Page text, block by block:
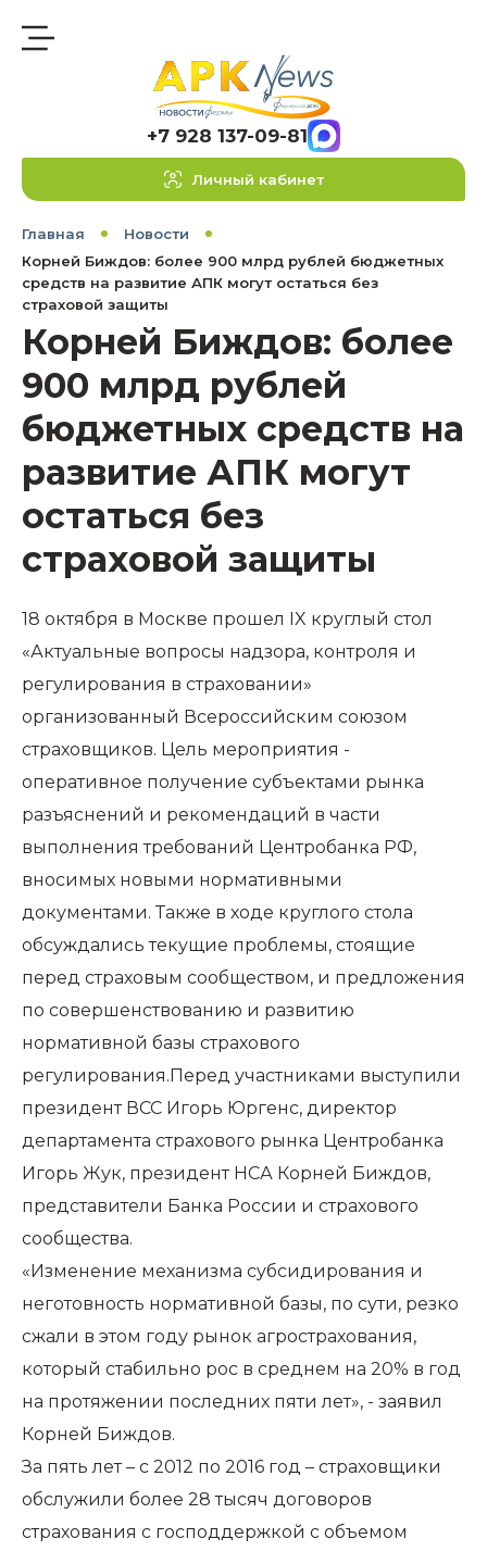
+7 928 137-09-81
Личный кабинет
Главная
Новости
Корней Биждов: более 900 млрд рублей бюджетных
средств на развитие АПК могут остаться без
страховой защиты
Корней Биждов: более
900 млрд рублей
бюджетных средств на
развитие АПК могут
остаться без
страховой защиты
18 октября в Москве прошел IX круглый стол
«Актуальные вопросы надзора, контроля и
регулирования в страховании»
организованный Всероссийским союзом
страховщиков. Цель мероприятия -
оперативное получение субъектами рынка
разъяснений и рекомендаций в части
выполнения требований Центробанка РФ,
вносимых новыми нормативными
документами. Также в ходе круглого стола
обсуждались текущие проблемы, стоящие
перед страховым сообществом, и предложения
по совершенствованию и развитию
нормативной базы страхового
регулирования.Перед участниками выступили
президент ВСС Игорь Юргенс, директор
департамента страхового рынка Центробанка
Игорь Жук, президент НСА Корней Биждов,
представители Банка России и страхового
сообщества.
«Изменение механизма субсидирования и
неготовность нормативной базы, по сути, резко
сжали в этом году рынок агрострахования,
который стабильно рос в среднем на 20% в год
на протяжении последних пяти лет», - заявил
Корней Биждов.
За пять лет – с 2012 по 2016 год – страховщики
обслужили более 28 тысяч договоров
страхования с господдержкой с объемом